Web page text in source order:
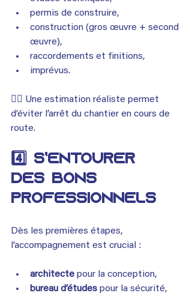
permis de construire,
construction (gros œuvre + second
œuvre),
raccordements et finitions,
imprévus.
👉🏾 Une estimation réaliste permet
d’éviter l’arrêt du chantier en cours de
route.
4️⃣ S’entourer
des bons
professionnels
Dès les premières étapes,
l’accompagnement est crucial :
architecte pour la conception,
bureau d’études pour la sécurité,